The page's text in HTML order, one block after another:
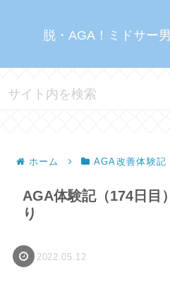
脱・AGA！ミドサー
ホーム AGA改善体験記
AGA体験記（174日目
り
2022.05.12